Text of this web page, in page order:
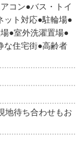
コン バス・トイ
ット対応 駐輪場
室外洗濯置場
な住宅街 高齢者
地待ち合わせもお